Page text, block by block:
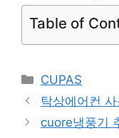
Table of
Categories
CUPAS
탁상에어컨
cuore냉풍기